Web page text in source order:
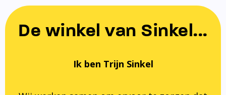
De winkel van Sinkel...
Ik ben Trijn Sinkel